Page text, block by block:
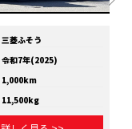
三菱ふそう
令和7年(2025)
1,000km
11,500kg